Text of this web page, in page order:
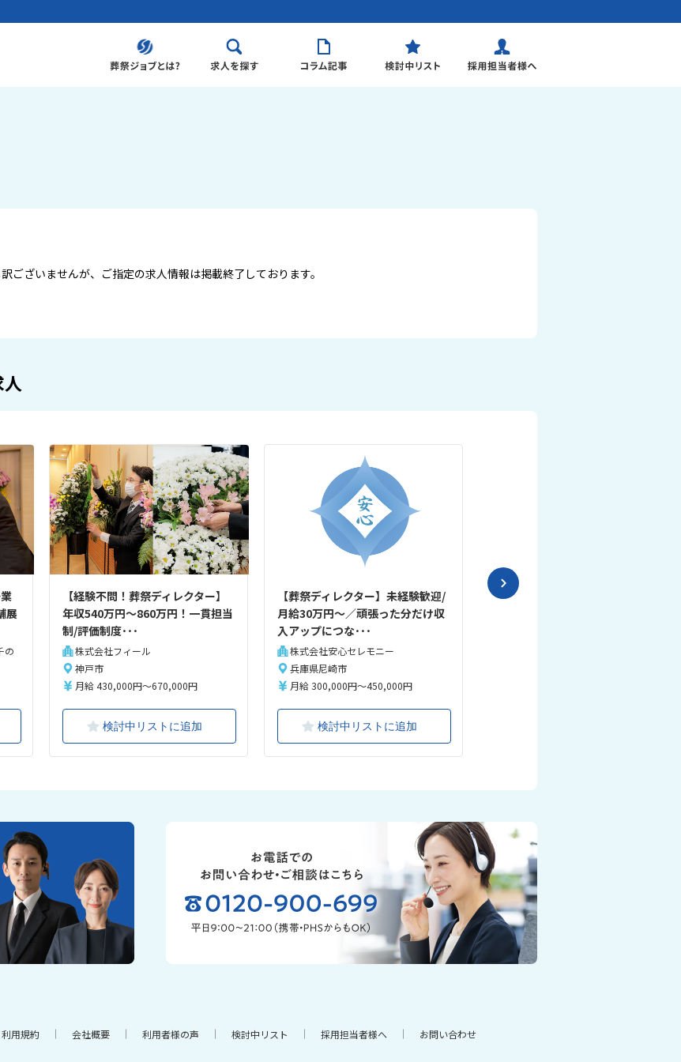
ございませんが、ご指定の求人情報は掲載終了しております。
展
の
【経験不問！葬祭ディレクター】
年収540万円～860万円！一貫担当
制/評価制度･･･
株式会社フィール
神戸市
月給 430,000円～670,000円
検討中リストに追加
【葬祭ディレクター】未経験歓迎/
月給30万円～／頑張った分だけ収
入アップにつな･･･
株式会社安心セレモニー
兵庫県尼崎市
月給 300,000円～450,000円
検討中リストに追加
【葬祭ディレクター経験者】◆業
利用規約 会社概要 利用者様の声 検討中リスト 採用担当者様へ お問い合わせ